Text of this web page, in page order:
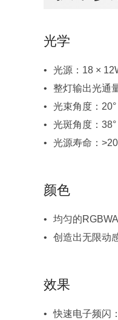
光学
光源：18 ×
整灯输出光通
光束角度：20°
光斑角度：38°
光源寿命：
颜色
均匀的
创造出无限动
效果
快速电子频闪